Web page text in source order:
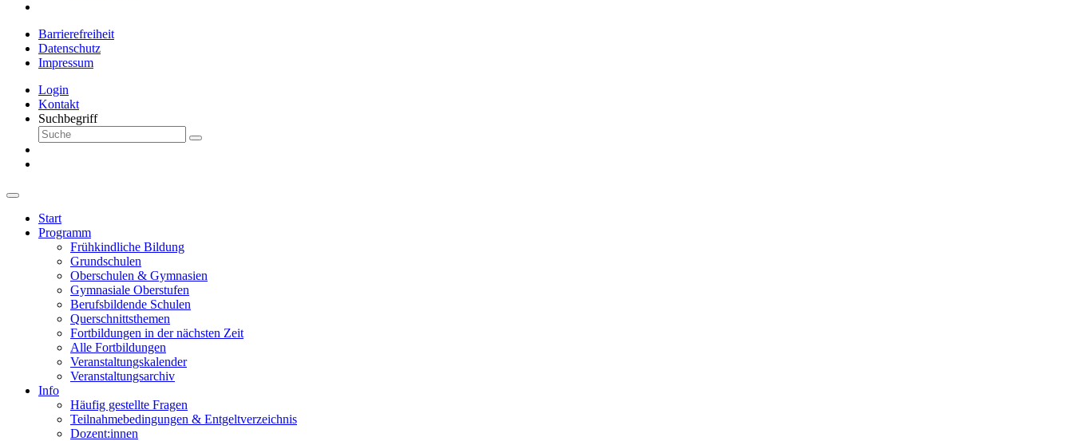
Barrierefreiheit
Datenschutz
Impressum
Login
Kontakt
Suchbegriff
Start
Programm
Frühkindliche Bildung
Grundschulen
Oberschulen & Gymnasien
Gymnasiale Oberstufen
Berufsbildende Schulen
Querschnittsthemen
Fortbildungen in der nächsten Zeit
Alle Fortbildungen
Veranstaltungskalender
Veranstaltungsarchiv
Info
Häufig gestellte Fragen
Teilnahmebedingungen & Entgeltverzeichnis
Dozent:innen